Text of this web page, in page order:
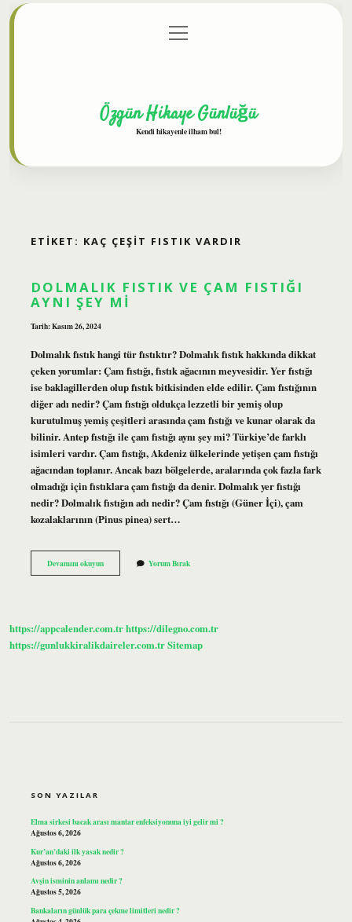
Gizlilik Politikası
menüyü
aç
Özgün Hikaye Günlüğü
Kendi hikayenle ilham bul!
ETIKET: KAÇ ÇEŞIT FISTIK VARDIR
DOLMALIK FISTIK VE ÇAM FISTIĞI
AYNI ŞEY MI
Tarih: Kasım 26, 2024
Dolmalık fıstık hangi tür fıstıktır? Dolmalık fıstık hakkında dikkat
çeken yorumlar: Çam fıstığı, fıstık ağacının meyvesidir. Yer fıstığı
ise baklagillerden olup fıstık bitkisinden elde edilir. Çam fıstığının
diğer adı nedir? Çam fıstığı oldukça lezzetli bir yemiş olup
kurutulmuş yemiş çeşitleri arasında çam fıstığı ve kunar olarak da
bilinir. Antep fıstığı ile çam fıstığı aynı şey mi? Türkiye’de farklı
isimleri vardır. Çam fıstığı, Akdeniz ülkelerinde yetişen çam fıstığı
ağacından toplanır. Ancak bazı bölgelerde, aralarında çok fazla fark
olmadığı için fıstıklara çam fıstığı da denir. Dolmalık yer fıstığı
nedir? Dolmalık fıstığın adı nedir? Çam fıstığı (Güner İçi), çam
kozalaklarının (Pinus pinea) sert…
Devamını okuyunDolmalık
Fıstık
Şey
Yorum Bırak
https://appcalender.com.trhttps://dilegno.com.tr
https://gunlukkiralikdaireler.com.trSitemap
SON YAZILAR
Elma sirkesi bacak arası mantar enfeksiyonuna iyi gelir mi ?
Ağustos 6, 2026
Kur’an’daki ilk yasak nedir ?
Ağustos 6, 2026
Avşin isminin anlamı nedir ?
Ağustos 5, 2026
Bankaların günlük para çekme limitleri nedir ?